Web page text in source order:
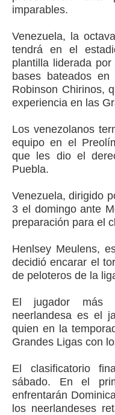
imparables.
Venezuela, la
tendrá en el
plantilla liderada
bases bateados
Robinson Chirinos,
experiencia en las
Los venezolanos
equipo en el
que les dio el
Puebla.
Venezuela, dirigido
3 el domingo ante
preparación para el
Henlsey Meulens,
decidió encarar el
de peloteros de la
El jugador más
neerlandesa es el
quien en la
Grandes Ligas con
El clasificatorio
sábado. En el
enfrentarán
los neerlandeses